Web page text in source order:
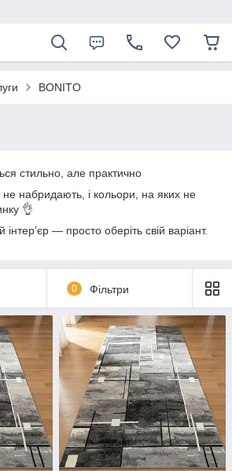
BONITO
стильно, але практично
не набридають, і кольори, на яких не
👌
інтер’єр — просто оберіть свій варіант.
0 Фільтри